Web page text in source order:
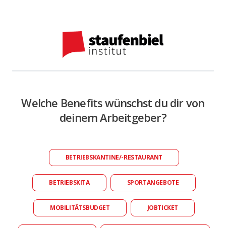
Welche Benefits wünschst du dir von
deinem Arbeitgeber?
BETRIEBSKANTINE/-RESTAURANT
BETRIEBSKITA SPORTANGEBOTE
MOBILITÄTSBUDGET JOBTICKET